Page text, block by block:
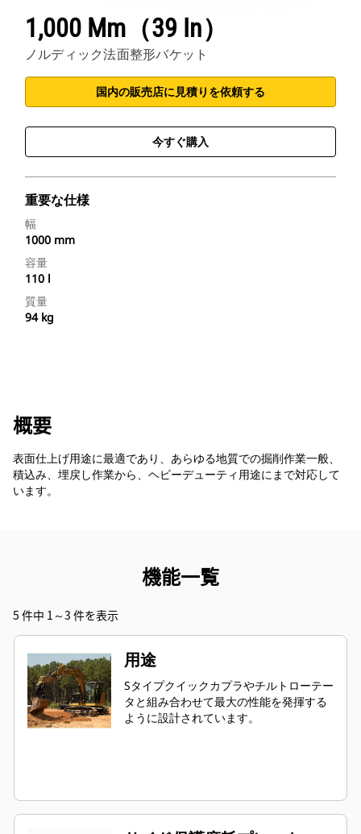
1,000 Mm（39 In）
ノルディック法面整形バケット
国内の販売店に見積りを依頼する
今すぐ購入
重要な仕様
幅
1000 mm
容量
110 l
質量
94 kg
概要
表面仕上げ用途に最適であり、あらゆる地質での掘削作業一般、
積込み、埋戻し作業から、ヘビーデューティ用途にまで対応して
います。
機能一覧
5 件中 1～3 件を表示
用途
Sタイプクイックカプラやチルトローテー
タと組み合わせて最大の性能を発揮する
ように設計されています。